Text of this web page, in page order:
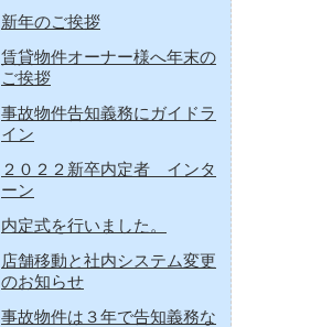
新年のご挨拶
賃貸物件オーナー様へ年末の
ご挨拶
事故物件告知義務にガイドラ
イン
２０２２新卒内定者 インタ
ーン
内定式を行いました。
店舗移動と社内システム変更
のお知らせ
事故物件は３年で告知義務な